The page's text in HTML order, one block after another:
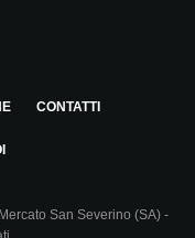
CONTATTI
San Severino (SA) -